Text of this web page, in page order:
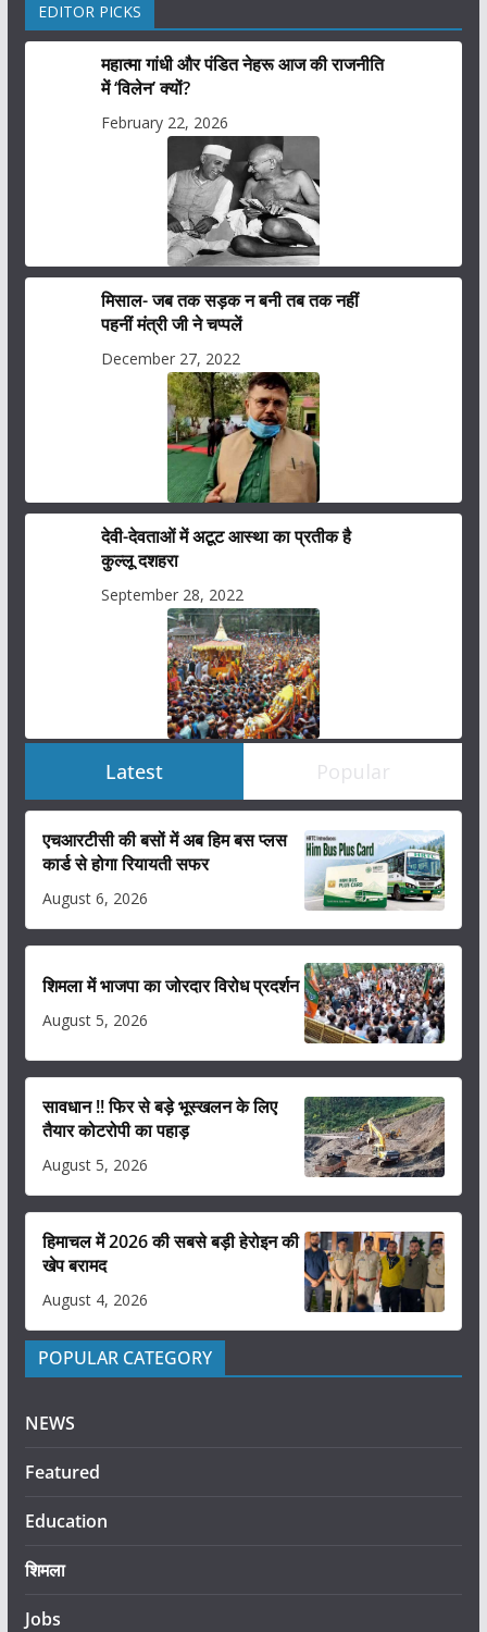
EDITOR PICKS
महात्मा गांधी और पंडित नेहरू आज की राजनीति
में ‘विलेन’ क्यों?
February 22, 2026
मिसाल- जब तक सड़क न बनी तब तक नहीं
पहनीं मंत्री जी ने चप्पलें
December 27, 2022
देवी-देवताओं में अटूट आस्था का प्रतीक है
कुल्लू दशहरा
September 28, 2022
Latest Popular
एचआरटीसी की बसों में अब हिम बस प्लस
कार्ड से होगा रियायती सफर
August 6, 2026
शिमला में भाजपा का जोरदार विरोध प्रदर्शन
August 5, 2026
सावधान !! फिर से बड़े भूस्खलन के लिए
तैयार कोटरोपी का पहाड़
August 5, 2026
हिमाचल में 2026 की सबसे बड़ी हेरोइन की
खेप बरामद
August 4, 2026
POPULAR CATEGORY
NEWS
Featured
Education
शिमला
Jobs